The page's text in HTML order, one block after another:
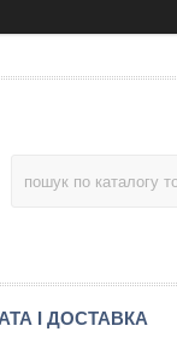
І ДОСТАВКА